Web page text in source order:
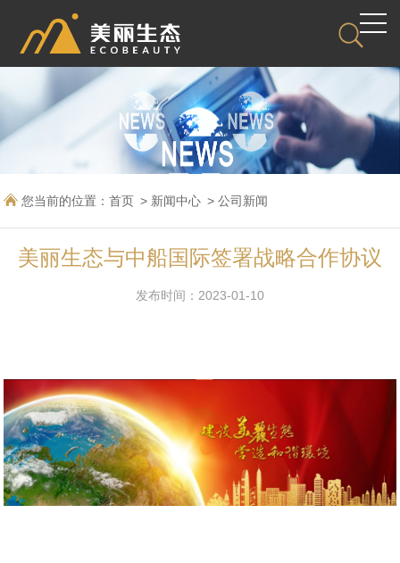
您当前的位置：首页 新闻中心 公司新闻
美丽生态与中船国际签署战略合作协议
发布时间：2023-01-10